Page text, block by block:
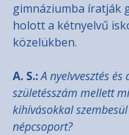
gimnáziumba íratják
holott a kétnyelvű
közelükben.
A. S.: A nyelvvesztés és
születésszám mellett
kihívásokkal
népcsoport?